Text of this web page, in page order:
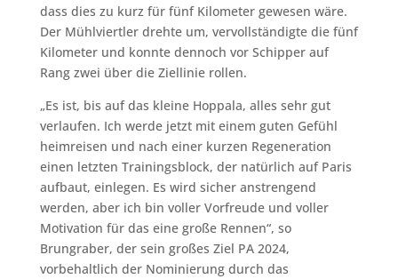
dass dies zu kurz für fünf Kilometer gewesen wäre.
Der Mühlviertler drehte um, vervollständigte die fünf
Kilometer und konnte dennoch vor Schipper auf
Rang zwei über die Ziellinie rollen.
„Es ist, bis auf das kleine Hoppala, alles sehr gut
verlaufen. Ich werde jetzt mit einem guten Gefühl
heimreisen und nach einer kurzen Regeneration
einen letzten Trainingsblock, der natürlich auf Paris
aufbaut, einlegen. Es wird sicher anstrengend
werden, aber ich bin voller Vorfreude und voller
Motivation für das eine große Rennen“, so
Brungraber, der sein großes Ziel PA 2024,
vorbehaltlich der Nominierung durch das